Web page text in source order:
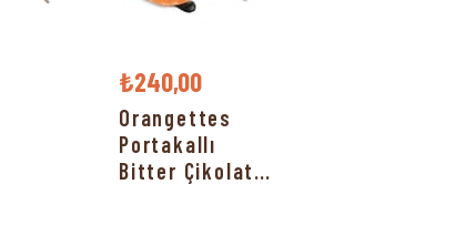
₺240,00
Orangettes
Portakallı
Bitter Çikolata